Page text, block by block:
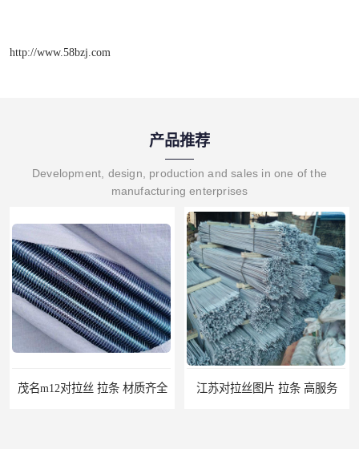
http://www.58bzj.com
产品推荐
Development, design, production and sales in one of the
manufacturing enterprises
茂名m12对拉丝 拉条 材质齐全 江苏对拉丝图片 拉条 高服务